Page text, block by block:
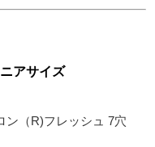
アサイズ
ン（R)フレッシュ 7穴